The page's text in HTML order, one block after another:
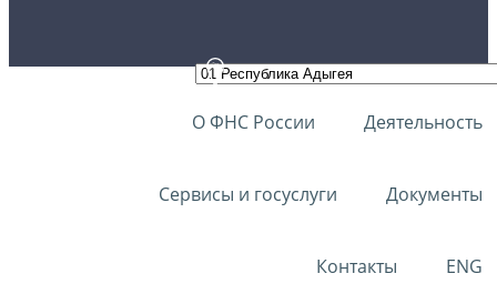
О ФНС России Деятельность
Сервисы и госуслуги Документы
Контакты ENG